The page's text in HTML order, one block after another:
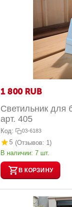
1 800 RUB
Светильник для
арт. 405
Код: 03-6183
5 (Отзывов: 1)
В наличии: 7 шт.
В КОРЗИНУ